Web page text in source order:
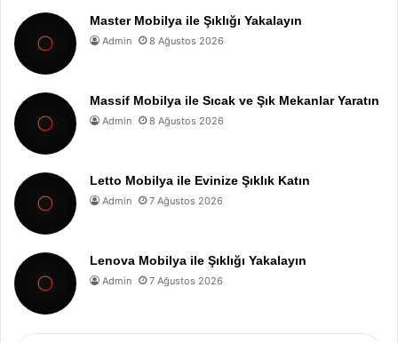
Master Mobilya ile Şıklığı Yakalayın
Admin 8 Ağustos 2026
Massif Mobilya ile Sıcak ve Şık Mekanlar Yaratın
Admin 8 Ağustos 2026
Letto Mobilya ile Evinize Şıklık Katın
Admin 7 Ağustos 2026
Lenova Mobilya ile Şıklığı Yakalayın
Admin 7 Ağustos 2026